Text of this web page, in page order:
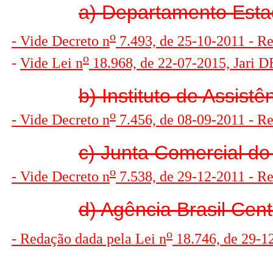
a) Departamento
- Vide Decreto no 7.493, de 25-10-2011 -
- Vide Lei no 18.968, de 22-07-2015, Jari
b) Instituto de
- Vide Decreto no 7.456, de 08-09-2011 -
c) Junta Comercial
- Vide Decreto no 7.538, de 29-12-2011 -
d) Agência Brasil
- Redação dada pela Lei no 18.746, de 29-